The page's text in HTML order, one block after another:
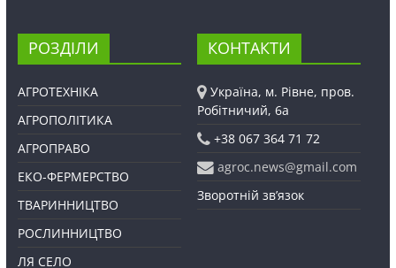
РОЗДІЛИ
АГРОТЕХНІКА
АГРОПОЛІТИКА
АГРОПРАВО
ЕКО-ФЕРМЕРСТВО
ТВАРИННИЦТВО
РОСЛИННИЦТВО
ЛЯ СЕЛО
КОНТАКТИ
Україна, м. Рівне, пров.
Робітничий, 6а
+38 067 364 71 72
agroc.news@gmail.com
Зворотній зв’язок